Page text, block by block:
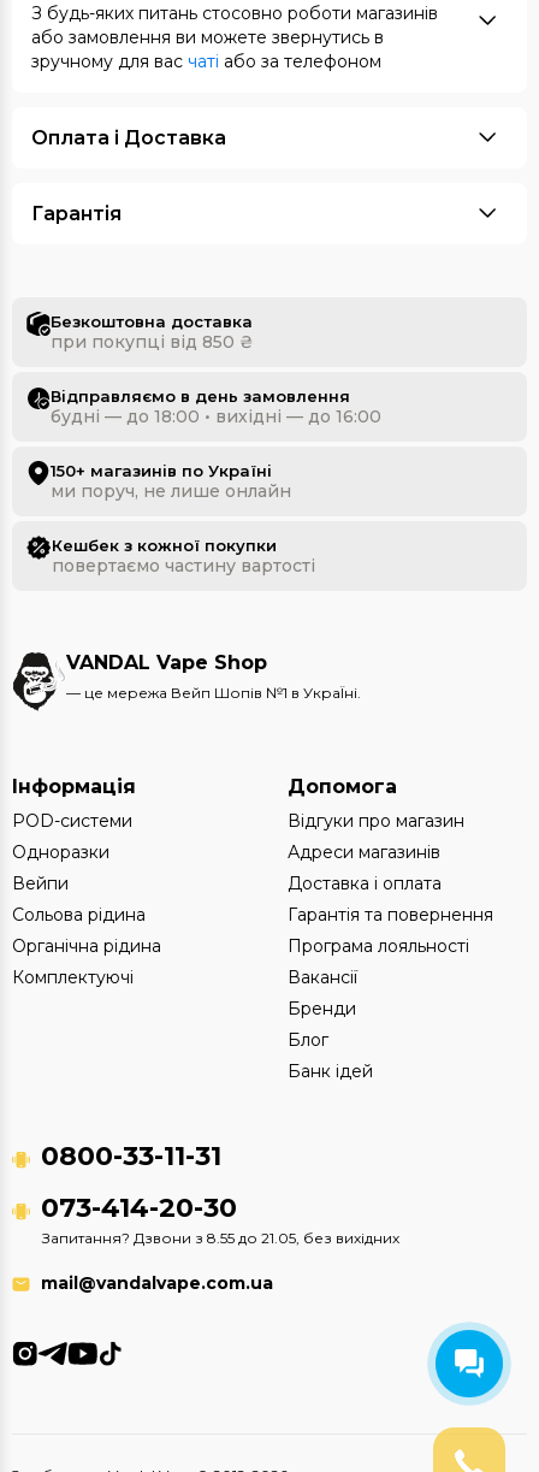
З будь-яких питань стосовно роботи магазинів
або замовлення ви можете звернутись в
зручному для вас чаті або за телефоном
Оплата i Доставка
Гарантія
Безкоштовна доставка
при покупці від 850 ₴
Відправляємо в день замовлення
будні — до 18:00 • вихідні — до 16:00
150+ магазинів по Україні
ми поруч, не лише онлайн
Кешбек з кожної покупки
повертаємо частину вартості
VANDAL Vape Shop
— це мережа Вейп Шопів №1 в УкраЇні.
Інформація
POD-системи
Одноразки
Вейпи
Сольова рідина
Органічна рідина
Комплектуючі
Допомога
Відгуки про магазин
Адреси магазинів
Доставка і оплата
Гарантія та повернення
Програма лояльності
Вакансії
Бренди
Блог
Банк ідей
0800-33-11-31
073-414-20-30
Запитання? Дзвони з 8.55 до 21.05, без вихідних
mail@vandalvape.com.ua